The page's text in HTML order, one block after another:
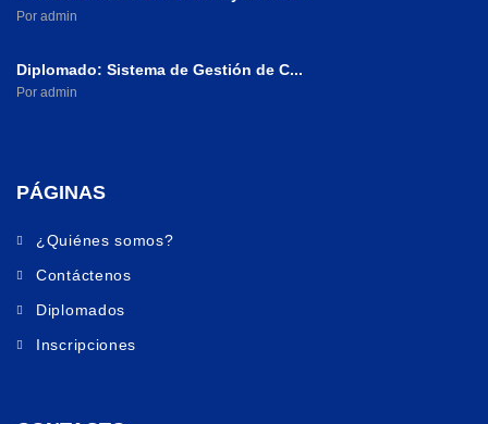
Por admin
Diplomado: Sistema de Gestión de C...
Por admin
PÁGINAS
¿Quiénes somos?
Contáctenos
Diplomados
Inscripciones